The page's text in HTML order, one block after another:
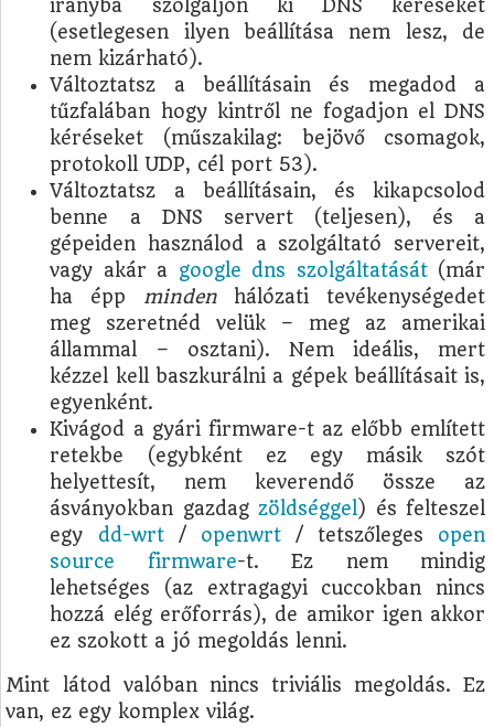
irányba szolgáljon ki DNS kéréseket
(esetlegesen ilyen beállítása nem lesz, de
nem kizárható).
Változtatsz a beállításain és megadod a
tűzfalában hogy kintről ne fogadjon el DNS
kéréseket (műszakilag: bejövő csomagok,
protokoll UDP, cél port 53).
Változtatsz a beállításain, és kikapcsolod
benne a DNS servert (teljesen), és a
gépeiden használod a szolgáltató servereit,
vagy akár a google dns szolgáltatását(már
ha épp mindenhálózati tevékenységedet
meg szeretnéd velük – meg az amerikai
állammal – osztani). Nem ideális, mert
kézzel kell baszkurálni a gépek beállításait is,
egyenként.
Kivágod a gyári firmware-t az előbb említett
retekbe (egybként ez egy másik szót
helyettesít, nem keverendő össze az
ásványokban gazdagzöldséggel) és felteszel
egy dd-wrt/ openwrt/ tetszőleges open
source firmware-t. Ez nem mindig
lehetséges (az extragagyi cuccokban nincs
hozzá elég erőforrás), de amikor igen akkor
ez szokott a jó megoldás lenni.
Mint látod valóban nincs triviális megoldás. Ez
van, ez egy komplex világ.